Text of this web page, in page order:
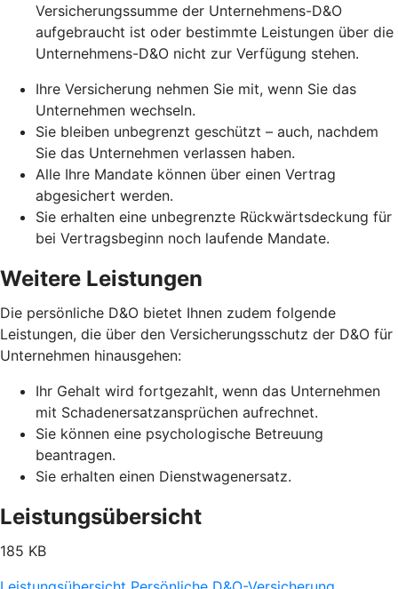
Versicherungssumme der Unternehmens-D&O
aufgebraucht ist oder bestimmte Leistungen über die
Unternehmens-D&O nicht zur Verfügung stehen.
Ihre Versicherung nehmen Sie mit, wenn Sie das
Unternehmen wechseln.
Sie bleiben unbegrenzt geschützt – auch, nachdem
Sie das Unternehmen verlassen haben.
Alle Ihre Mandate können über einen Vertrag
abgesichert werden.
Sie erhalten eine unbegrenzte Rückwärtsdeckung für
bei Vertragsbeginn noch laufende Mandate.
Weitere Leistungen
Die persönliche D&O bietet Ihnen zudem folgende
Leistungen, die über den Versicherungsschutz der D&O für
Unternehmen hinausgehen:
Ihr Gehalt wird fortgezahlt, wenn das Unternehmen
mit Schadenersatzansprüchen aufrechnet.
Sie können eine psychologische Betreuung
beantragen.
Sie erhalten einen Dienstwagenersatz.
Leistungsübersicht
185 KB